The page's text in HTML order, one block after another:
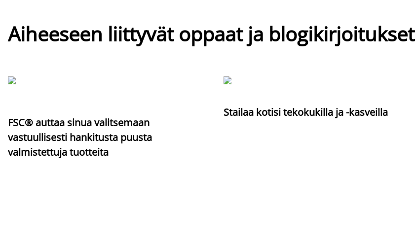
Aiheeseen liittyvät oppaat ja blogikirjoitukset
FSC® auttaa sinua valitsemaan
vastuullisesti hankitusta puusta
valmistettuja tuotteita
Stailaa kotisi tekokukilla ja -kasveilla